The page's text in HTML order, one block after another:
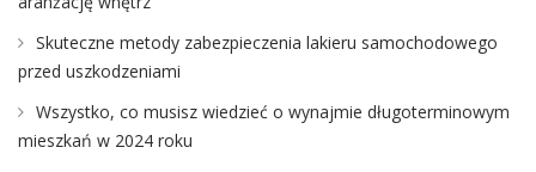
Skuteczne metody zabezpieczenia lakieru samochodowego
przed uszkodzeniami
Wszystko, co musisz wiedzieć o wynajmie długoterminowym
mieszkań w 2024 roku